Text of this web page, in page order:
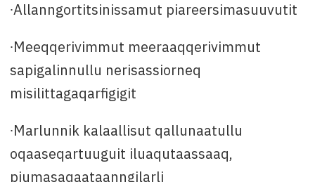
∙Allanngortitsinissamut piareersimasuuvutit
∙Meeqqerivimmut meeraaqqerivimmut
sapigalinnullu nerisassiorneq
misilittagaqarfigigit
∙Marlunnik kalaallisut qallunaatullu
oqaaseqartuuguit iluaqutaassaaq,
piumasaqaataanngilarli